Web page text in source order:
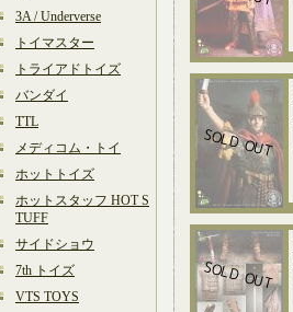
3A / Underverse
トイマスター
トライアドトイズ
バンダイ
TTL
メディコム・トイ
ホットトイズ
ホットスタッフ HOT S
TUFF
サイドショウ
7th トイズ
VTS TOYS